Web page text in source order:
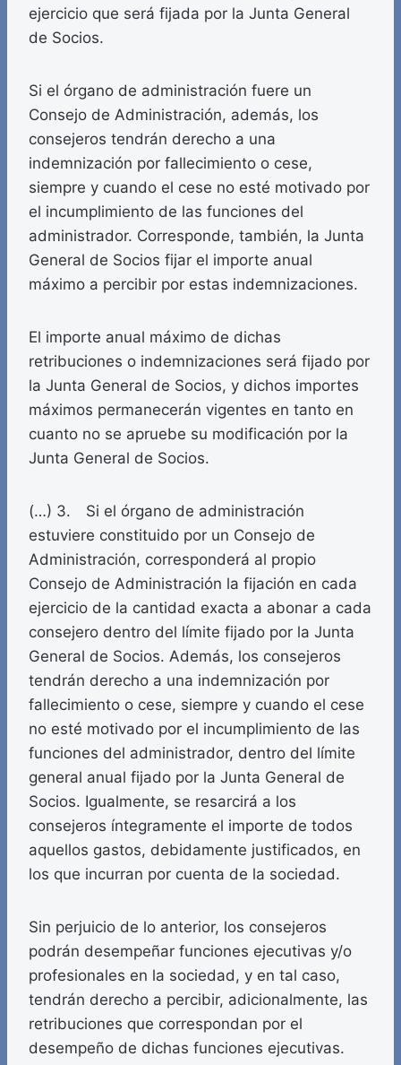
ejercicio que será fijada por la Junta General
de Socios.
Si el órgano de administración fuere un
Consejo de Administración, además, los
consejeros tendrán derecho a una
indemnización por fallecimiento o cese,
siempre y cuando el cese no esté motivado por
el incumplimiento de las funciones del
administrador. Corresponde, también, la Junta
General de Socios fijar el importe anual
máximo a percibir por estas indemnizaciones.
El importe anual máximo de dichas
retribuciones o indemnizaciones será fijado por
la Junta General de Socios, y dichos importes
máximos permanecerán vigentes en tanto en
cuanto no se apruebe su modificación por la
Junta General de Socios.
(…) 3. Si el órgano de administración
estuviere constituido por un Consejo de
Administración, corresponderá al propio
Consejo de Administración la fijación en cada
ejercicio de la cantidad exacta a abonar a cada
consejero dentro del límite fijado por la Junta
General de Socios. Además, los consejeros
tendrán derecho a una indemnización por
fallecimiento o cese, siempre y cuando el cese
no esté motivado por el incumplimiento de las
funciones del administrador, dentro del límite
general anual fijado por la Junta General de
Socios. Igualmente, se resarcirá a los
consejeros íntegramente el importe de todos
aquellos gastos, debidamente justificados, en
los que incurran por cuenta de la sociedad.
Sin perjuicio de lo anterior, los consejeros
podrán desempeñar funciones ejecutivas y/o
profesionales en la sociedad, y en tal caso,
tendrán derecho a percibir, adicionalmente, las
retribuciones que correspondan por el
desempeño de dichas funciones ejecutivas.